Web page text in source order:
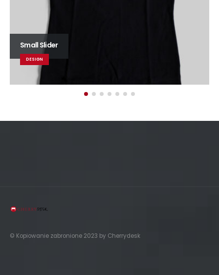
Large Slider
BRAND
© Kopiowanie zabronione 2023 by Cherrydesk